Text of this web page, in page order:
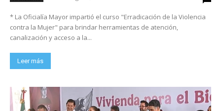
* La Oficialía Mayor impartió el curso "Erradicación de la Violencia
contra la Mujer" para brindar herramientas de atención,
canalización y acceso a la...
Leer más